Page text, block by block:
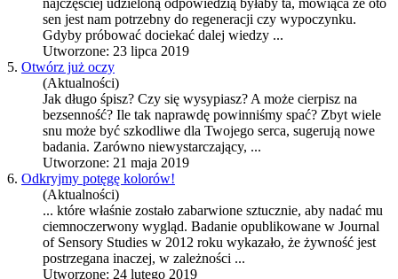
najczęściej udzieloną odpowiedzią byłaby ta, mówiąca że oto
sen jest nam potrzebny do regeneracji czy wypoczynku.
Gdyby próbować dociekać dalej wiedzy ...
Utworzone: 23 lipca 2019
5. Otwórz już oczy
(Aktualności)
Jak długo śpisz? Czy się wysypiasz? A może cierpisz na
bezsenność? Ile tak naprawdę powinniśmy spać? Zbyt wiele
snu może być szkodliwe dla Twojego serca, sugerują nowe
badania. Zarówno niewystarczający, ...
Utworzone: 21 maja 2019
6. Odkryjmy potęgę kolorów!
(Aktualności)
... które właśnie zostało zabarwione sztucznie, aby nadać mu
ciemnoczerwony wygląd. Badanie opublikowane w Journal
of Sensory Studies w 2012 roku wykazało, że żywność jest
postrzegana inaczej, w zależności ...
Utworzone: 24 lutego 2019